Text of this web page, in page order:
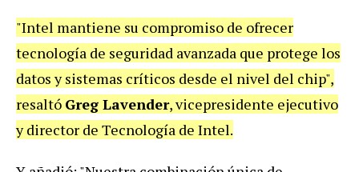
"Intel mantiene su compromiso de ofrecer
tecnología de seguridad avanzada que protege los
datos y sistemas críticos desde el nivel del chip",
resaltó Greg Lavender, vicepresidente ejecutivo
y director de Tecnología de Intel.